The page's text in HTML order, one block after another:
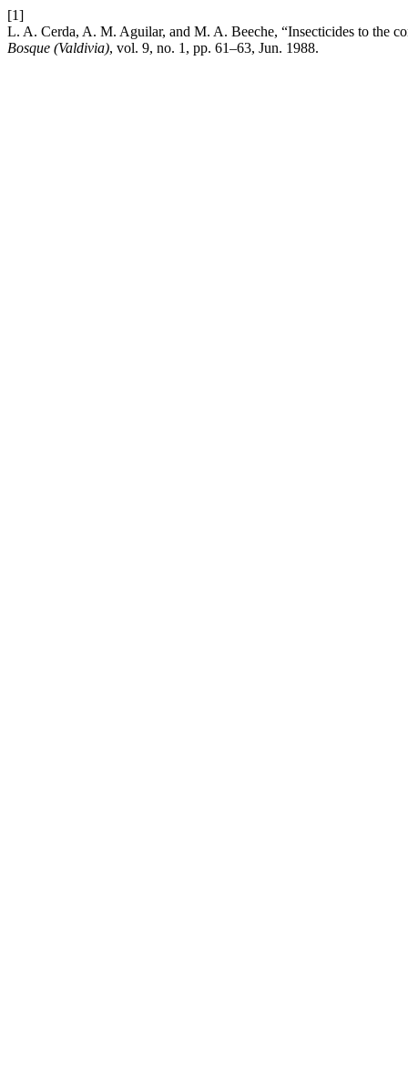
[1]
L. A. Cerda, A. M. Aguilar, and M. A. Beeche, “Insecticides to the
Bosque (Valdivia), vol. 9, no. 1, pp. 61–63, Jun. 1988.